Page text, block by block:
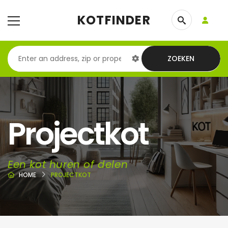
KOTFINDER
ZOEKEN
Projectkot
Een kot huren of delen
HOME PROJECTKOT